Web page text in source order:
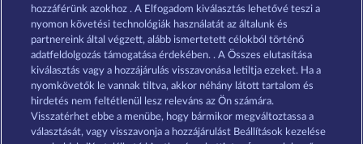
Székhely: Amtsgericht Hamburg HRB 126 959
Ügyvezető: Giovanni Valeriota, Jaeyoung Choi
Adóazonosító jel: DE294031346
Részvételi feltételek
Adatkezelési tájékoztató Impresszum
hozzáférünk azokhoz . A Elfogadom kiválasztás lehetővé teszi a
nyomon követési technológiák használatát az általunk és
partnereink által végzett, alább ismertetett célokból történő
adatfeldolgozás támogatása érdekében. . A Összes elutasítása
kiválasztás vagy a hozzájárulás visszavonása letiltja ezeket. Ha a
nyomkövetők le vannak tiltva, akkor néhány látott tartalom és
hirdetés nem feltétlenül lesz releváns az Ön számára.
Visszatérhet ebbe a menübe, hogy bármikor megváltoztassa a
választását, vagy visszavonja a hozzájárulást Beállítások kezelése